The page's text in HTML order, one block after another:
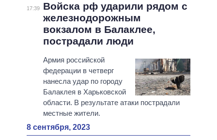
17:39
Войска рф ударили рядом с
железнодорожным
вокзалом в Балаклее,
пострадали люди
Армия российской
федерации в четверг
нанесла удар по городу
Балаклея в Харьковской
области. В результате атаки пострадали
местные жители.
8 сентября, 2023